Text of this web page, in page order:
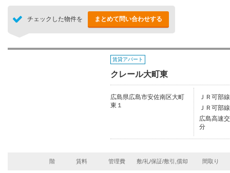
チェックした物件を まとめて問い合わせする
賃貸アパート
クレール大町東
広島県広島市安佐南区大町
東１
ＪＲ可部
ＪＲ可部
広島高速
分
階 賃料 管理費 敷/礼/保証/敷引,償却 間取り